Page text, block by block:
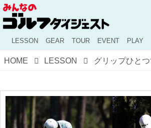
LESSON GEAR TOUR EVENT PLAY
HOME LESSON